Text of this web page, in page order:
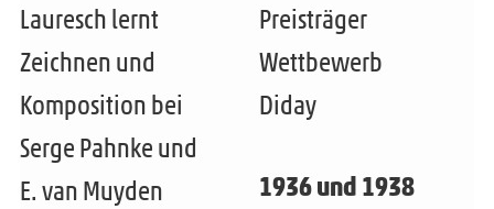
Lauresch lernt
Zeichnen und
Komposition bei
Serge Pahnke und
E. van Muyden
Preisträger
Wettbewerb
Diday
1936 und 1938